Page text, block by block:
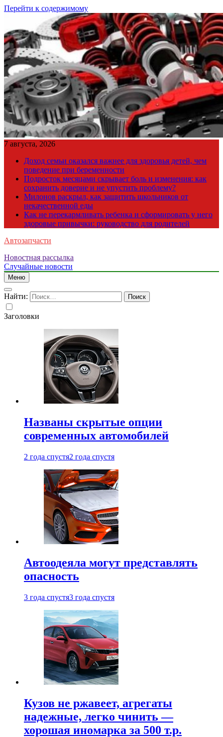
Перейти к содержимому
7 августа, 2026
Доход семьи оказался важнее для здоровья детей, чем
поведение при беременности
Подросток месяцами скрывает боль и изменения: как
сохранить доверие и не упустить проблему?
Милонов раскрыл, как защитить школьников от
некачественной еды
Как не перекармливать ребенка и сформировать у него
здоровые привычки: руководство для родителей
Автозапчасти
Новостная рассылка
Случайные новости
Меню
Найти:
Заголовки
Названы скрытые опции
современных автомобилей
2 года спустя2 года спустя
Автоодеяла могут представлять
опасность
3 года спустя3 года спустя
Кузов не ржавеет, агрегаты
надежные, легко чинить —
хорошая иномарка за 500 т.р.